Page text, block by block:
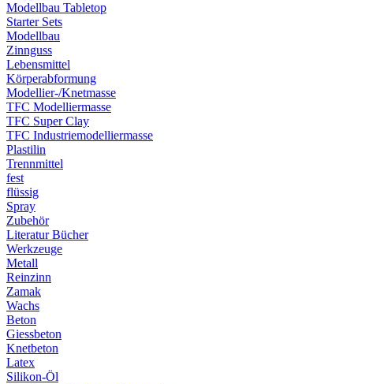
Modellbau Tabletop
Starter Sets
Modellbau
Zinnguss
Lebensmittel
Körperabformung
Modellier-/Knetmasse
TFC Modelliermasse
TFC Super Clay
TFC Industriemodelliermasse
Plastilin
Trennmittel
fest
flüssig
Spray
Zubehör
Literatur Bücher
Werkzeuge
Metall
Reinzinn
Zamak
Wachs
Beton
Giessbeton
Knetbeton
Latex
Silikon-Öl